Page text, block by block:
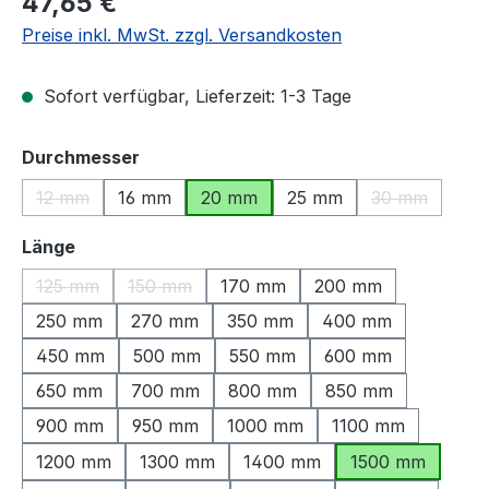
Preise inkl. MwSt. zzgl. Versandkosten
Sofort verfügbar, Lieferzeit: 1-3 Tage
Durchmesser
12 mm
(Diese Option ist zurzeit nicht verfügbar.)
16 mm 20 mm 25 mm 30 mm
(Diese
Längeauswählen
125 mm
(Diese Option ist zurzeit nicht verfügbar.)
150 mm
(Diese Option ist zurzeit nicht verfügbar.)
170 mm
200 mm
250 mm
270 mm 350 mm
400 mm
450 mm
500 mm 550 mm
600 mm
650 mm
700 mm 800 mm
850 mm
900 mm
950 mm 1000 mm
1100 mm
1200 mm
1300 mm 1400 mm
1500 mm